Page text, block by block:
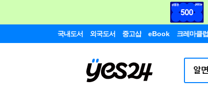
국내도서 외국도서 중고샵 eBook 크레마클럽